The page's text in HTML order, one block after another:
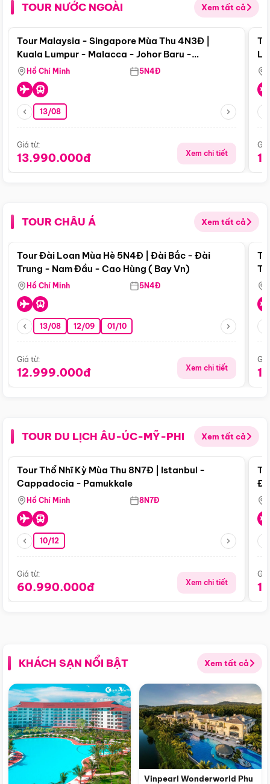
TOUR NƯỚC NGOÀI Xem tất cả
Điểm nổi bật
Tour Malaysia - Singapore Mùa Thu 4N3Đ |
Kuala Lumpur - Malacca - Johor Baru -
Singapore
Hồ Chí Minh 5N4Đ
13/08
Giá từ:
13.990.000đ Xem chi tiết
TOUR CHÂU Á Xem tất cả
Điểm nổi bật
Tour Đài Loan Mùa Hè 5N4Đ | Đài Bắc - Đài
Trung - Nam Đầu - Cao Hùng ( Bay Vn)
Hồ Chí Minh 5N4Đ
13/08 12/09 01/10
Giá từ:
12.999.000đ Xem chi tiết
TOUR DU LỊCH ÂU-ÚC-MỸ-PHI Xem tất cả
Điểm nổi bật
Tour Thổ Nhĩ Kỳ Mùa Thu 8N7Đ | Istanbul -
Cappadocia - Pamukkale
Hồ Chí Minh 8N7Đ
10/12
Giá từ:
60.990.000đ Xem chi tiết
KHÁCH SẠN NỔI BẬT Xem tất cả
Vinpearl Wonderworld Phu